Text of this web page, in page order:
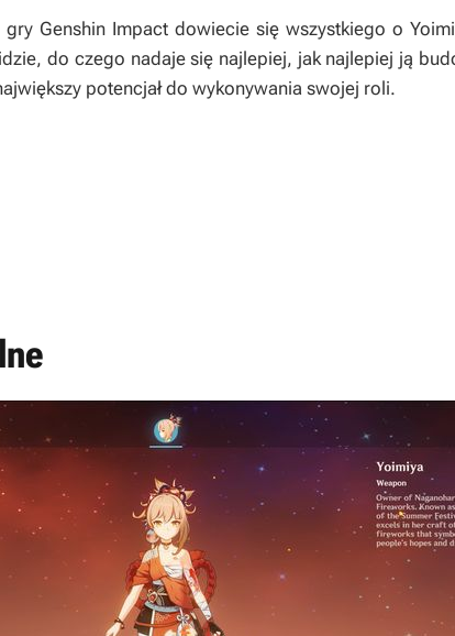
gry Genshin Impact dowiecie się wszystkiego o
do czego nadaje się najlepiej, jak najlepiej ją
potencjał do wykonywania swojej roli.